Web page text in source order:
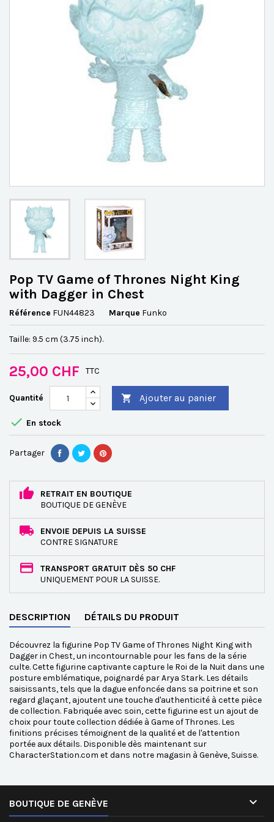
Pop TV Game of Thrones Night King
with Dagger in Chest
Référence FUN44823 Marque Funko
Taille: 9.5 cm (3.75 inch).
25,00 CHF TTC
Quantité  Ajouter au panier
 En stock
Partager
RETRAIT EN BOUTIQUE
BOUTIQUE DE GENÈVE
ENVOIE DEPUIS LA SUISSE
CONTRE SIGNATURE
TRANSPORT GRATUIT DÈS 50 CHF
UNIQUEMENT POUR LA SUISSE.
DESCRIPTION DÉTAILS DU PRODUIT
Découvrez la figurine Pop TV Game of Thrones Night King with
Dagger in Chest, un incontournable pour les fans de la série
culte. Cette figurine captivante capture le Roi de la Nuit dans une
posture emblématique, poignardé par Arya Stark. Les détails
saisissants, tels que la dague enfoncée dans sa poitrine et son
regard glaçant, ajoutent une touche d'authenticité à cette pièce
de collection. Fabriquée avec soin, cette figurine est un ajout de
choix pour toute collection dédiée à Game of Thrones. Les
finitions précises témoignent de la qualité et de l'attention
portée aux détails. Disponible dès maintenant sur
CharacterStation.com et dans notre magasin à Genève, Suisse.
BOUTIQUE DE GENÈVE 